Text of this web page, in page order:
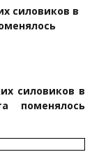
силовиков в
силовиков в
поменялось